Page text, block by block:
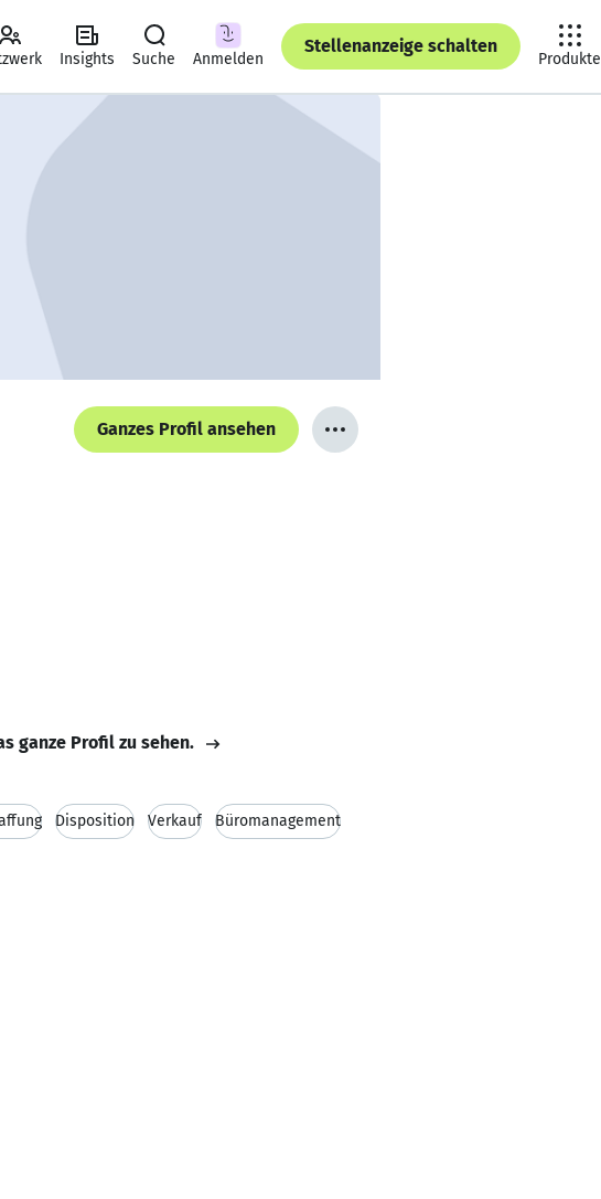
Insights Suche Anmelden
Stellenanzeige schalten
Produkte
Ganzes Profil ansehen
ganze Profil zu sehen.
Disposition Verkauf Büromanagement